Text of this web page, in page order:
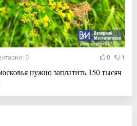
0 0 1
нужно заплатить 150 тысяч